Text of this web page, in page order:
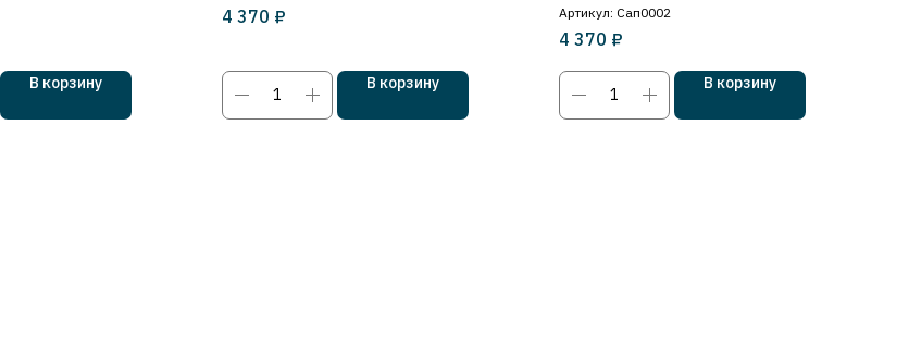
В корзину
Металлический подносок
4 370 ₽
В корзину
Артикул: Сап0002
4 370 ₽
В корзину